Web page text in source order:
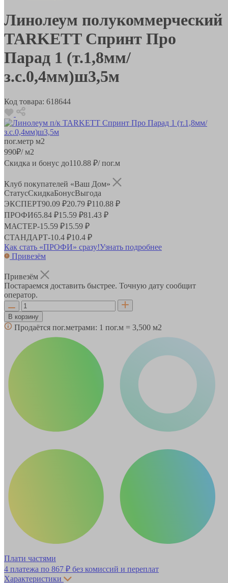
Линолеум полукоммерческий
TARKETT Спринт Про
Парад 1 (т.1,8мм/
з.с.0,4мм)ш3,5м
Код товара: 618644
пог.метр м2
990₽/ м2
Скидка и бонус до110.88 ₽/ пог.м
Клуб покупателей «Ваш Дом»
СтатусСкидкаБонусВыгода
ЭКСПЕРТ90.09 ₽20.79 ₽110.88 ₽
ПРОФИ65.84 ₽15.59 ₽81.43 ₽
МАСТЕР-15.59 ₽15.59 ₽
СТАНДАРТ-10.4 ₽10.4 ₽
Как стать «ПРОФИ» сразу!Узнать подробнее
Привезём
Привезём
Постараемся доставить быстрее. Точную дату сообщит
оператор.
В корзину
Продаётся пог.метрами: 1 пог.м = 3,500 м2
Плати частями
4 платежа по 867 ₽ без комиссий и переплат
Характеристики